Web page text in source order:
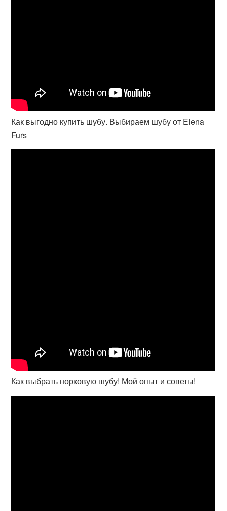
Как выгодно купить шубу. Выбираем шубу от Elena
Furs
Как выбрать норковую шубу! Мой опыт и советы!